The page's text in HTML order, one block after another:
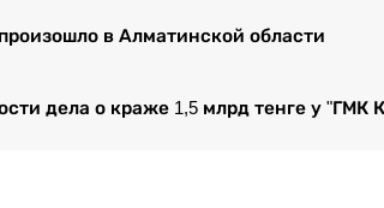
в Алматинской области
дела о краже 1,5 млрд тенге у "ГМК